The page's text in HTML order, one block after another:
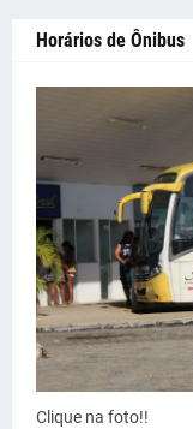
Horários de Ônibus
Clique na foto!!